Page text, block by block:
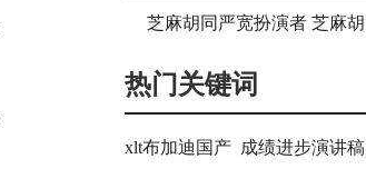
热门关键词
xlt布加迪国产 成绩进步演讲稿